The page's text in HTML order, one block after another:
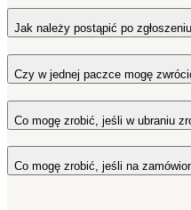
Jak należy postąpić po
Czy w jednej paczce mogę
Co mogę zrobić, jeśli w ubraniu
Co mogę zrobić, jeśli na